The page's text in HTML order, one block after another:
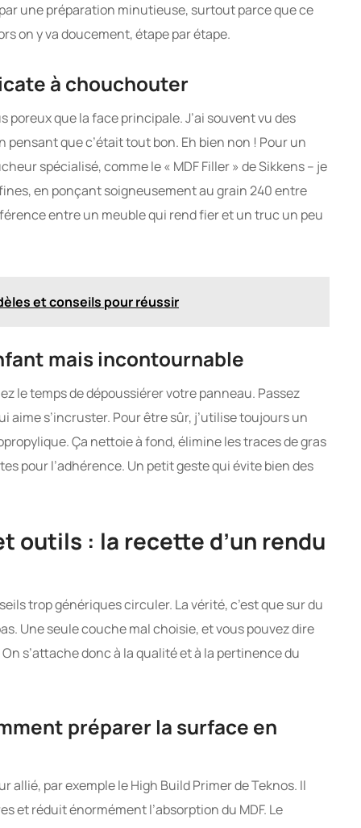
une préparation minutieuse, surtout parce que ce
on y va doucement, étape par étape.
à chouchouter
que la face principale. J’ai souvent vu des
que c’était tout bon. Eh bien non ! Pour un
spécialisé, comme le « MDF Filler » de Sikkens – je
en ponçant soigneusement au grain 240 entre
entre un meuble qui rend fier et un truc un peu
et conseils pour réussir
mais incontournable
le temps de dépoussiérer votre panneau. Passez
s’incruster. Pour être sûr, j’utilise toujours un
Ça nettoie à fond, élimine les traces de gras
pour l’adhérence. Un petit geste qui évite bien des
outils : la recette d’un rendu
trop génériques circuler. La vérité, c’est que sur du
Une seule couche mal choisie, et vous pouvez dire
s’attache donc à la qualité et à la pertinence du
préparer la surface en
par exemple le High Build Primer de Teknos. Il
et réduit énormément l’absorption du MDF. Le